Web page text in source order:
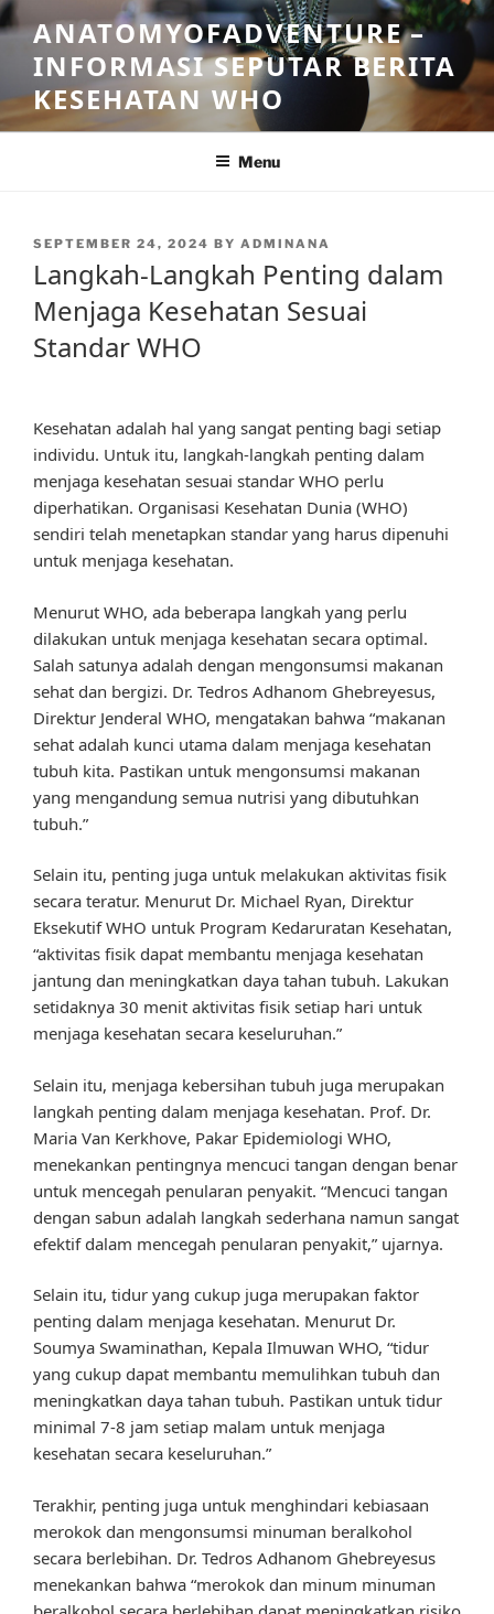
Skip
to
content
ANATOMYOFADVENTURE –
INFORMASI SEPUTAR BERITA
KESEHATAN WHO
Menu
POSTED
SEPTEMBER 24, 2024 BY ADMINANA
Langkah-Langkah Penting dalam
Menjaga Kesehatan Sesuai
Standar WHO
Kesehatan adalah hal yang sangat penting bagi setiap
individu. Untuk itu, langkah-langkah penting dalam
menjaga kesehatan sesuai standar WHO perlu
diperhatikan. Organisasi Kesehatan Dunia (WHO)
sendiri telah menetapkan standar yang harus dipenuhi
untuk menjaga kesehatan.
Menurut WHO, ada beberapa langkah yang perlu
dilakukan untuk menjaga kesehatan secara optimal.
Salah satunya adalah dengan mengonsumsi makanan
sehat dan bergizi. Dr. Tedros Adhanom Ghebreyesus,
Direktur Jenderal WHO, mengatakan bahwa “makanan
sehat adalah kunci utama dalam menjaga kesehatan
tubuh kita. Pastikan untuk mengonsumsi makanan
yang mengandung semua nutrisi yang dibutuhkan
tubuh.”
Selain itu, penting juga untuk melakukan aktivitas fisik
secara teratur. Menurut Dr. Michael Ryan, Direktur
Eksekutif WHO untuk Program Kedaruratan Kesehatan,
“aktivitas fisik dapat membantu menjaga kesehatan
jantung dan meningkatkan daya tahan tubuh. Lakukan
setidaknya 30 menit aktivitas fisik setiap hari untuk
menjaga kesehatan secara keseluruhan.”
Selain itu, menjaga kebersihan tubuh juga merupakan
langkah penting dalam menjaga kesehatan. Prof. Dr.
Maria Van Kerkhove, Pakar Epidemiologi WHO,
menekankan pentingnya mencuci tangan dengan benar
untuk mencegah penularan penyakit. “Mencuci tangan
dengan sabun adalah langkah sederhana namun sangat
efektif dalam mencegah penularan penyakit,” ujarnya.
Selain itu, tidur yang cukup juga merupakan faktor
penting dalam menjaga kesehatan. Menurut Dr.
Soumya Swaminathan, Kepala Ilmuwan WHO, “tidur
yang cukup dapat membantu memulihkan tubuh dan
meningkatkan daya tahan tubuh. Pastikan untuk tidur
minimal 7-8 jam setiap malam untuk menjaga
kesehatan secara keseluruhan.”
Terakhir, penting juga untuk menghindari kebiasaan
merokok dan mengonsumsi minuman beralkohol
secara berlebihan. Dr. Tedros Adhanom Ghebreyesus
menekankan bahwa “merokok dan minum minuman